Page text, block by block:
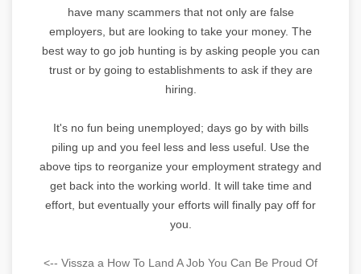
have many scammers that not only are false
employers, but are looking to take your money. The
best way to go job hunting is by asking people you can
trust or by going to establishments to ask if they are
hiring.
It's no fun being unemployed; days go by with bills
piling up and you feel less and less useful. Use the
above tips to reorganize your employment strategy and
get back into the working world. It will take time and
effort, but eventually your efforts will finally pay off for
you.
<-- Vissza a How To Land A Job You Can Be Proud Of